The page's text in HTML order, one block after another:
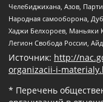
Челебиджихана, Азов,
Народная самооборона,
Хаджи Белхороев, Маньяки
Легион Свобода России,
Источник: http://
organizacii-i-
* Перечень